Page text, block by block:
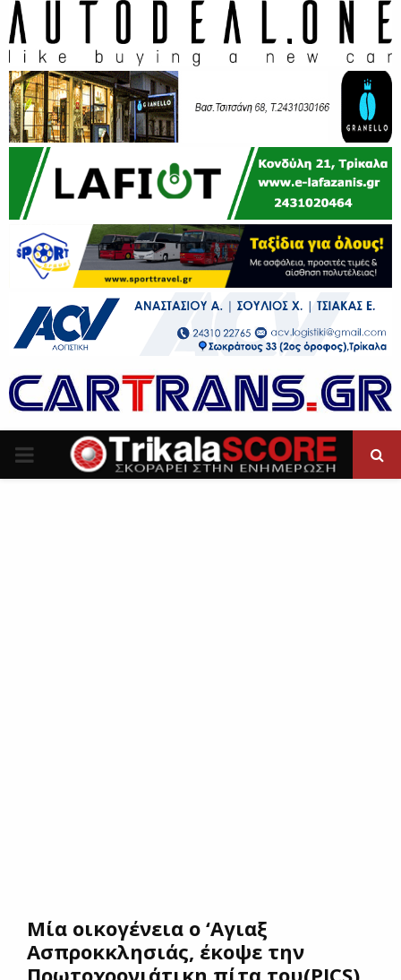
P
UΜία οικογένεια ο ‘Αγιαξ
Ασπροκκλησιάς, έκοψε την
Πρωτοχρονιάτικη πίτα του(PICS)